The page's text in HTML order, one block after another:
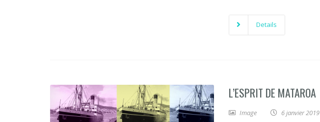
Details
L’ESPRIT DE MATAROA
Image
6 janvier 2019